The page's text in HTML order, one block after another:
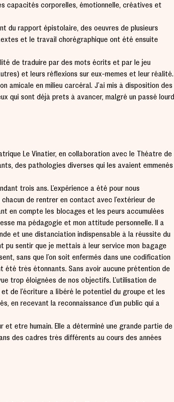
capacités corporelles, émotionnelle, créatives et
rapport épistolaire, des oeuvres de plusieurs
et le travail chorégraphique ont été ensuite
de traduire par des mots écrits et par le jeu
et leurs réflexions sur eux-mêmes et leur réalité.
amicale en milieu carcéral. J’ai mis à disposition des
qui sont déjà prêts à avancer, malgré un passé lourd
Le Vinatier, en collaboration avec le Théâtre de
des pathologies diverses qui les avaient emmenés
trois ans. L’expérience a été pour nous
de rentrer en contact avec l’extérieur de
en compte les blocages et les peurs accumulées
ma pédagogie et mon attitude personnelle. Il a
et une distanciation indispensable à la réussite du
pu sentir que je mettais à leur service mon bagage
sans que l’on soit enfermés dans une codification
été très étonnants. Sans avoir aucune prétention de
trop éloignées de nos objectifs. L’utilisation de
de l’écriture a libéré le potentiel du groupe et les
en recevant la reconnaissance d’un public qui a
être humain. Elle a déterminé une grande partie de
des cadres très différents au cours des années